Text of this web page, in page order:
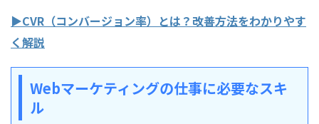
▶CVR（コンバージョン率）とは？改善方法をわかりやす
く解説
Webマーケティングの仕事に必要なスキ
ル